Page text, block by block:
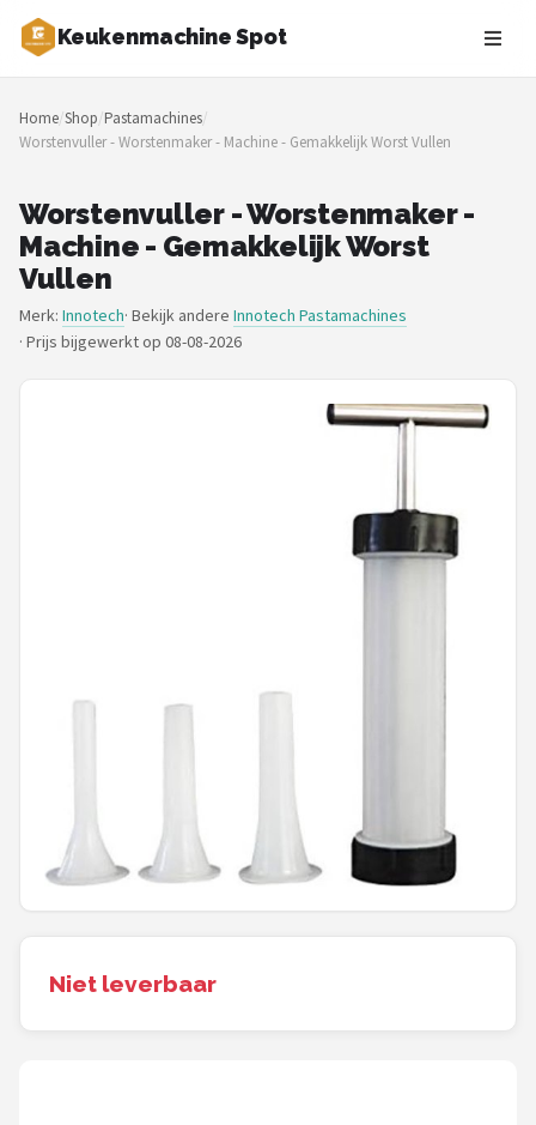
Keukenmachine Spot
Zoeken
NAVIGATIE
Merken
Blog
MasterChef
KitchenAid
Magimix
Home/Shop/Pastamachines/
Worstenvuller - Worstenmaker - Machine - Gemakkelijk Worst Vullen
Worstenvuller - Worstenmaker -
Machine - Gemakkelijk Worst
Vullen
Merk: Innotech· Bekijk andere Innotech Pastamachines
· Prijs bijgewerkt op 08-08-2026
Niet leverbaar